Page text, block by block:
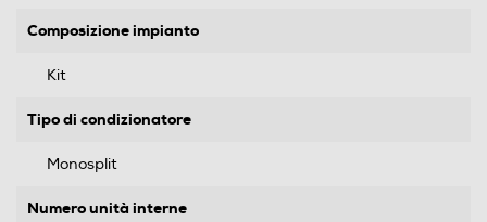
Composizione impianto
Kit
Tipo di condizionatore
Monosplit
Numero unità interne